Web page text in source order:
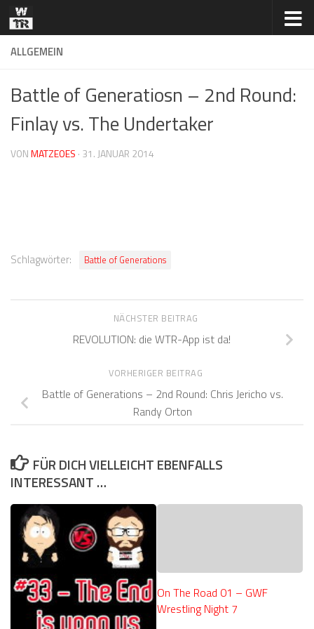
Zum Inhalt springen
ALLGEMEIN
Battle of Generatiosn – 2nd Round:
Finlay vs. The Undertaker
VONMATZEOES · 31. JANUAR 2014
Schlagwörter: Battle of Generations
NÄCHSTER BEITRAG
REVOLUTION: die WTR-App ist da!
VORHERIGER BEITRAG
Battle of Generations – 2nd Round: Chris Jericho vs.
Randy Orton
FÜR DICH VIELLEICHT EBENFALLS
INTERESSANT …
On The Road 01 – GWF
Wrestling Night 7